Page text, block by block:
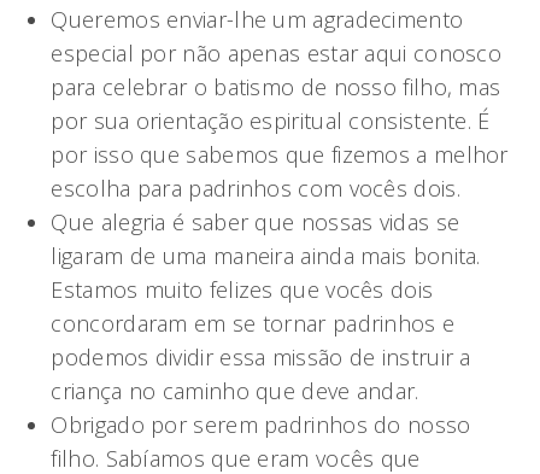
Queremos enviar-lhe um agradecimento
especial por não apenas estar aqui conosco
para celebrar o batismo de nosso filho, mas
por sua orientação espiritual consistente. É
por isso que sabemos que fizemos a melhor
escolha para padrinhos com vocês dois.
Que alegria é saber que nossas vidas se
ligaram de uma maneira ainda mais bonita.
Estamos muito felizes que vocês dois
concordaram em se tornar padrinhos e
podemos dividir essa missão de instruir a
criança no caminho que deve andar.
Obrigado por serem padrinhos do nosso
filho. Sabíamos que eram vocês que